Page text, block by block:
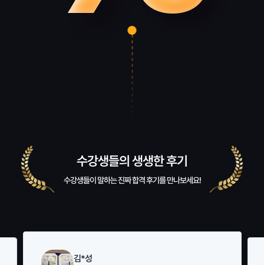
수강생들의 생생한 후기
수강생들이 말하는 진짜 합격 후기를 만나보세요!
김*성